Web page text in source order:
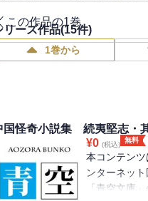
この作品の1巻
リーズ作品(15件)
1巻から
国怪奇小説集 続夷堅志・
¥0 (税込)
無料
本コンテン
ンターネッ
「青空文庫